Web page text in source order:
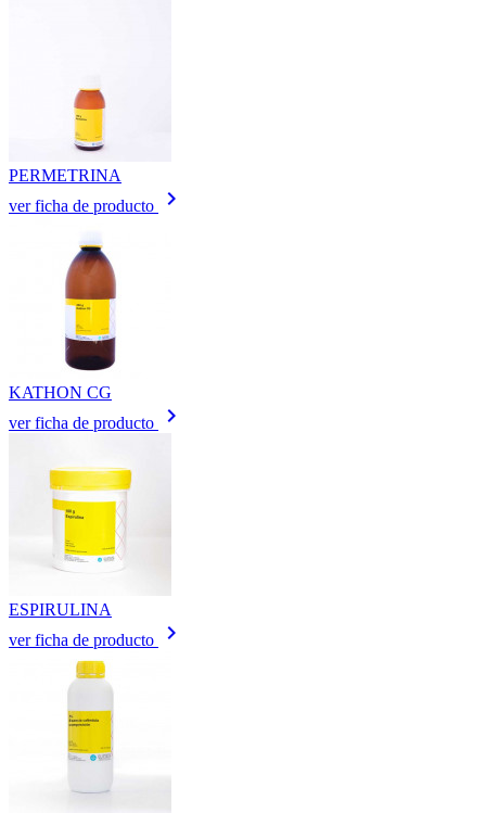
PERMETRINA
ver ficha de producto
keyboard_arrow_right
KATHON CG
ver ficha de producto
keyboard_arrow_right
ESPIRULINA
ver ficha de producto
keyboard_arrow_right